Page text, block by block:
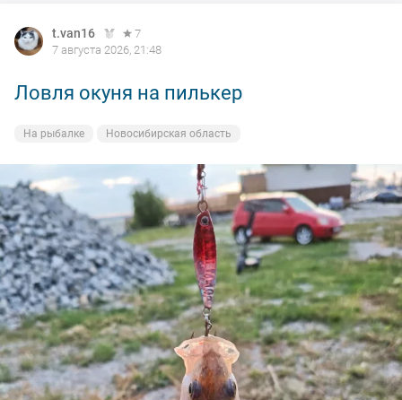
t.van16
7
7 августа 2026, 21:48
Ловля окуня на пилькер
На рыбалке Новосибирская область